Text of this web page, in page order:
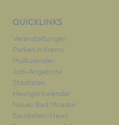
QUICKLINKS
Veranstaltungen
Parken in Krems
Müllkalender
Job-Angebote
Stadtplan
Heurigenkalender
Neues Bad Mirador
Baustellen-News